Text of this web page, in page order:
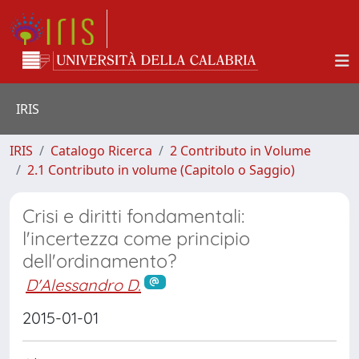
IRIS
IRIS Catalogo Ricerca
2 Contributo in Volume
2.1 Contributo in volume (Capitolo o Saggio)
Crisi e diritti fondamentali:
l'incertezza come principio
dell'ordinamento?
D'Alessandro D.
2015-01-01